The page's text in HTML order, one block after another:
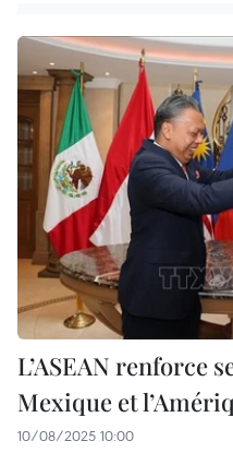
L’ASEAN renforce
Mexique et
10/08/2025 10:00